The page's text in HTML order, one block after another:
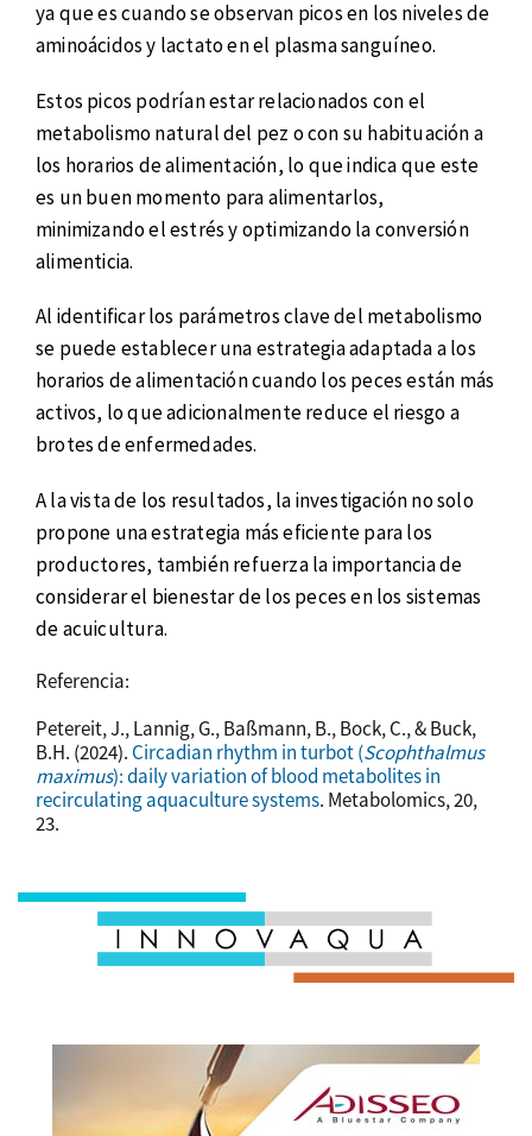
ya que es cuando se observan picos en los niveles de
aminoácidos y lactato en el plasma sanguíneo.
Estos picos podrían estar relacionados con el
metabolismo natural del pez o con su habituación a
los horarios de alimentación, lo que indica que este
es un buen momento para alimentarlos,
minimizando el estrés y optimizando la conversión
alimenticia.
Al identificar los parámetros clave del metabolismo
se puede establecer una estrategia adaptada a los
horarios de alimentación cuando los peces están más
activos, lo que adicionalmente reduce el riesgo a
brotes de enfermedades.
A la vista de los resultados, la investigación no solo
propone una estrategia más eficiente para los
productores, también refuerza la importancia de
considerar el bienestar de los peces en los sistemas
de acuicultura.
Referencia:
Petereit, J., Lannig, G., Baßmann, B., Bock, C., & Buck,
B.H. (2024). Circadian rhythm in turbot (Scophthalmus
maximus): daily variation of blood metabolites in
recirculating aquaculture systems. Metabolomics, 20,
23.